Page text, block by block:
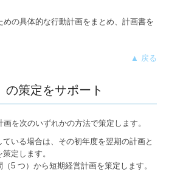
ー
利厚生
の具体的な行動計画をまとめ、計画書を
▲ 戻る
の策定をサポート
を次のいずれかの方法で策定します。
いる場合は、その初年度を翌期の計画と
定します。
5 つ）から短期経営計画を策定します。